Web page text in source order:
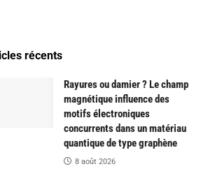
récents
Rayures ou damier ? Le champ
magnétique influence des
motifs électroniques
concurrents dans un matériau
quantique de type graphène
8 août 2026